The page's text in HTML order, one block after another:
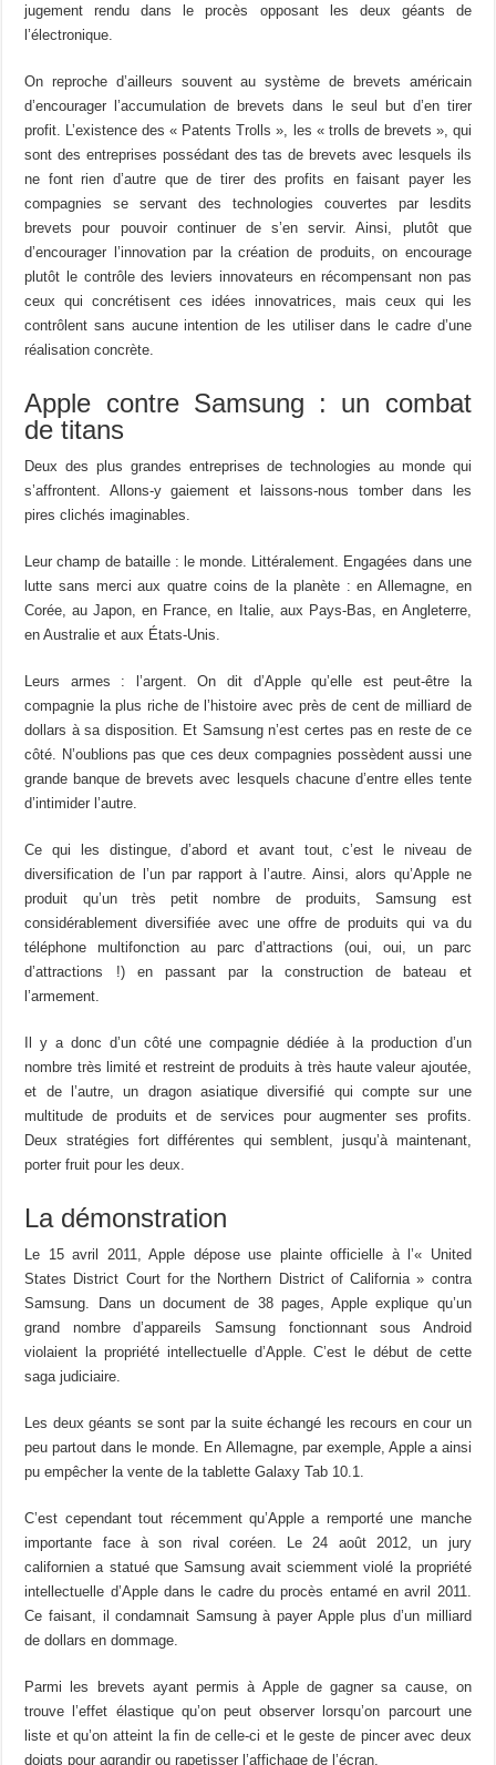
jugement rendu dans le procès opposant les deux géants de
l’électronique.
On reproche d’ailleurs souvent au système de brevets américain
d’encourager l’accumulation de brevets dans le seul but d’en tirer
profit. L’existence des « Patents Trolls », les « trolls de brevets », qui
sont des entreprises possédant des tas de brevets avec lesquels ils
ne font rien d’autre que de tirer des profits en faisant payer les
compagnies se servant des technologies couvertes par lesdits
brevets pour pouvoir continuer de s’en servir. Ainsi, plutôt que
d’encourager l’innovation par la création de produits, on encourage
plutôt le contrôle des leviers innovateurs en récompensant non pas
ceux qui concrétisent ces idées innovatrices, mais ceux qui les
contrôlent sans aucune intention de les utiliser dans le cadre d’une
réalisation concrète.
Apple contre Samsung : un combat
de titans
Deux des plus grandes entreprises de technologies au monde qui
s’affrontent. Allons-y gaiement et laissons-nous tomber dans les
pires clichés imaginables.
Leur champ de bataille : le monde. Littéralement. Engagées dans une
lutte sans merci aux quatre coins de la planète : en Allemagne, en
Corée, au Japon, en France, en Italie, aux Pays-Bas, en Angleterre,
en Australie et aux États-Unis.
Leurs armes : l’argent. On dit d’Apple qu’elle est peut-être la
compagnie la plus riche de l’histoire avec près de cent de milliard de
dollars à sa disposition. Et Samsung n’est certes pas en reste de ce
côté. N’oublions pas que ces deux compagnies possèdent aussi une
grande banque de brevets avec lesquels chacune d’entre elles tente
d’intimider l’autre.
Ce qui les distingue, d’abord et avant tout, c’est le niveau de
diversification de l’un par rapport à l’autre. Ainsi, alors qu’Apple ne
produit qu’un très petit nombre de produits, Samsung est
considérablement diversifiée avec une offre de produits qui va du
téléphone multifonction au parc d’attractions (oui, oui, un parc
d’attractions !) en passant par la construction de bateau et
l’armement.
Il y a donc d’un côté une compagnie dédiée à la production d’un
nombre très limité et restreint de produits à très haute valeur ajoutée,
et de l’autre, un dragon asiatique diversifié qui compte sur une
multitude de produits et de services pour augmenter ses profits.
Deux stratégies fort différentes qui semblent, jusqu’à maintenant,
porter fruit pour les deux.
La démonstration
Le 15 avril 2011, Apple dépose use plainte officielle à l’« United
States District Court for the Northern District of California » contra
Samsung. Dans un document de 38 pages, Apple explique qu’un
grand nombre d’appareils Samsung fonctionnant sous Android
violaient la propriété intellectuelle d’Apple. C’est le début de cette
saga judiciaire.
Les deux géants se sont par la suite échangé les recours en cour un
peu partout dans le monde. En Allemagne, par exemple, Apple a ainsi
pu empêcher la vente de la tablette Galaxy Tab 10.1.
C’est cependant tout récemment qu’Apple a remporté une manche
importante face à son rival coréen. Le 24 août 2012, un jury
californien a statué que Samsung avait sciemment violé la propriété
intellectuelle d’Apple dans le cadre du procès entamé en avril 2011.
Ce faisant, il condamnait Samsung à payer Apple plus d’un milliard
de dollars en dommage.
Parmi les brevets ayant permis à Apple de gagner sa cause, on
trouve l’effet élastique qu’on peut observer lorsqu’on parcourt une
liste et qu’on atteint la fin de celle-ci et le geste de pincer avec deux
doigts pour agrandir ou rapetisser l’affichage de l’écran.